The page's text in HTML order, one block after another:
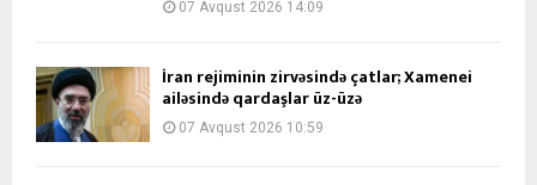
07 Avqust 2026 14:09
İran rejiminin zirvəsində çatlar; Xamenei
ailəsində qardaşlar üz-üzə
07 Avqust 2026 10:59